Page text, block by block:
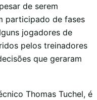
de serem
participado de fases
jogadores de
pelos treinadores
que geraram
Thomas Tuchel, é